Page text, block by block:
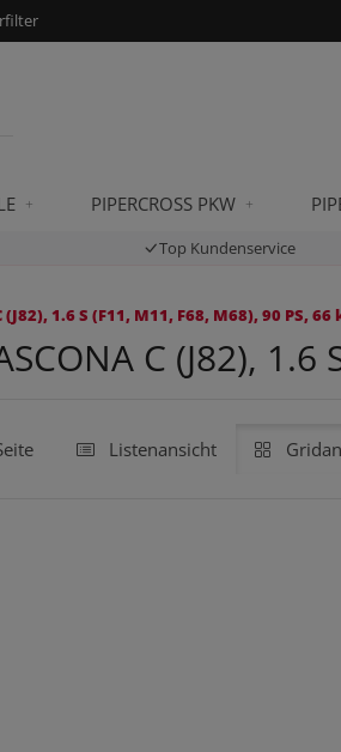
PIPERCROSS PKW
Top Kundenservice
(J82), 1.6 S (F11, M11, F68, M68), 90 PS,
C (J82),
Listenansicht